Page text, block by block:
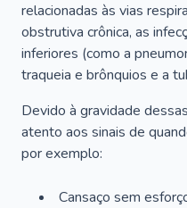
relacionadas às vias
obstrutiva crônica, as
inferiores (como a
traqueia e brônquios e a
Devido à gravidade
atento aos sinais de
por exemplo:
Cansaço sem